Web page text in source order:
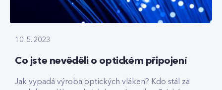
10. 5. 2023
Co jste nevěděli o optickém připojení
Jak vypadá výroba optických vláken? Kdo stál za